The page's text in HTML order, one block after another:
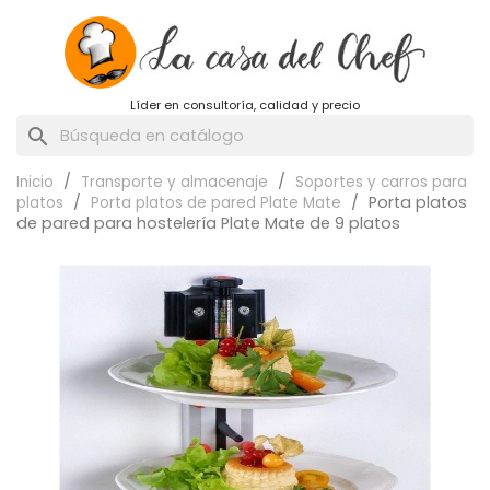
Líder en consultoría, calidad y precio
search
Inicio Transporte y almacenaje
Soportes y carros para
platos
Porta platos de pared Plate Mate
Porta platos
de pared para hostelería Plate Mate de 9 platos